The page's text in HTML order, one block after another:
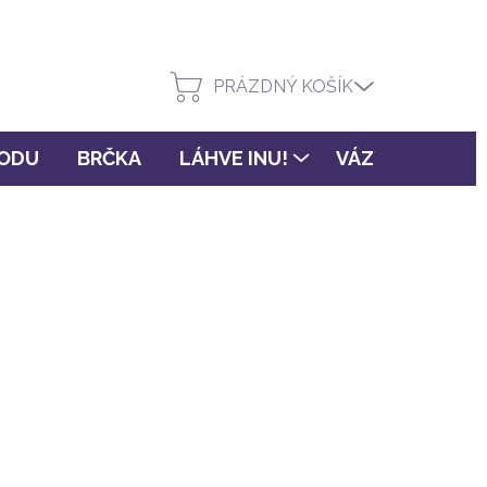
PRÁZDNÝ KOŠÍK
BRČKA LÁHVE INU! VÁZY FLORA